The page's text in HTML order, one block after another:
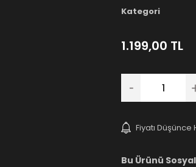
Kategori
1.199,00 TL
Fiyatı
Bu Ürünü